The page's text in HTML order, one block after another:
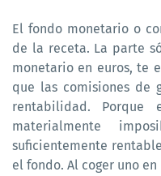
El fondo monetario o
de la receta. La parte
monetario en euros, te
que las comisiones de
rentabilidad.
materialmente
suficientemente
el fondo. Al coger uno